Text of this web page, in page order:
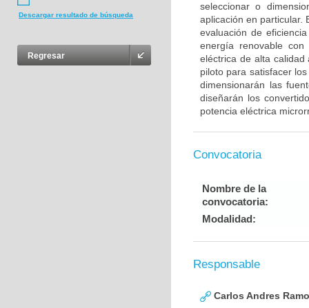
Descargar resultado de búsqueda
Regresar
seleccionar o
aplicación en particular.
evaluación de
energía renovable
eléctrica de alta
piloto para satisfacer
dimensionarán las
diseñarán los
potencia eléctrica
Convocatoria
Nombre de la
convocatoria:
Modalidad:
Responsable
Carlos Andres